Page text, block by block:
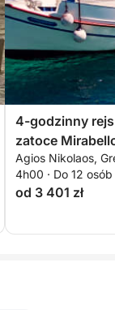
4-godzinny
zatoce
Agios Nikolaos,
4h00 · Do 12 osób
od 3 401 zł